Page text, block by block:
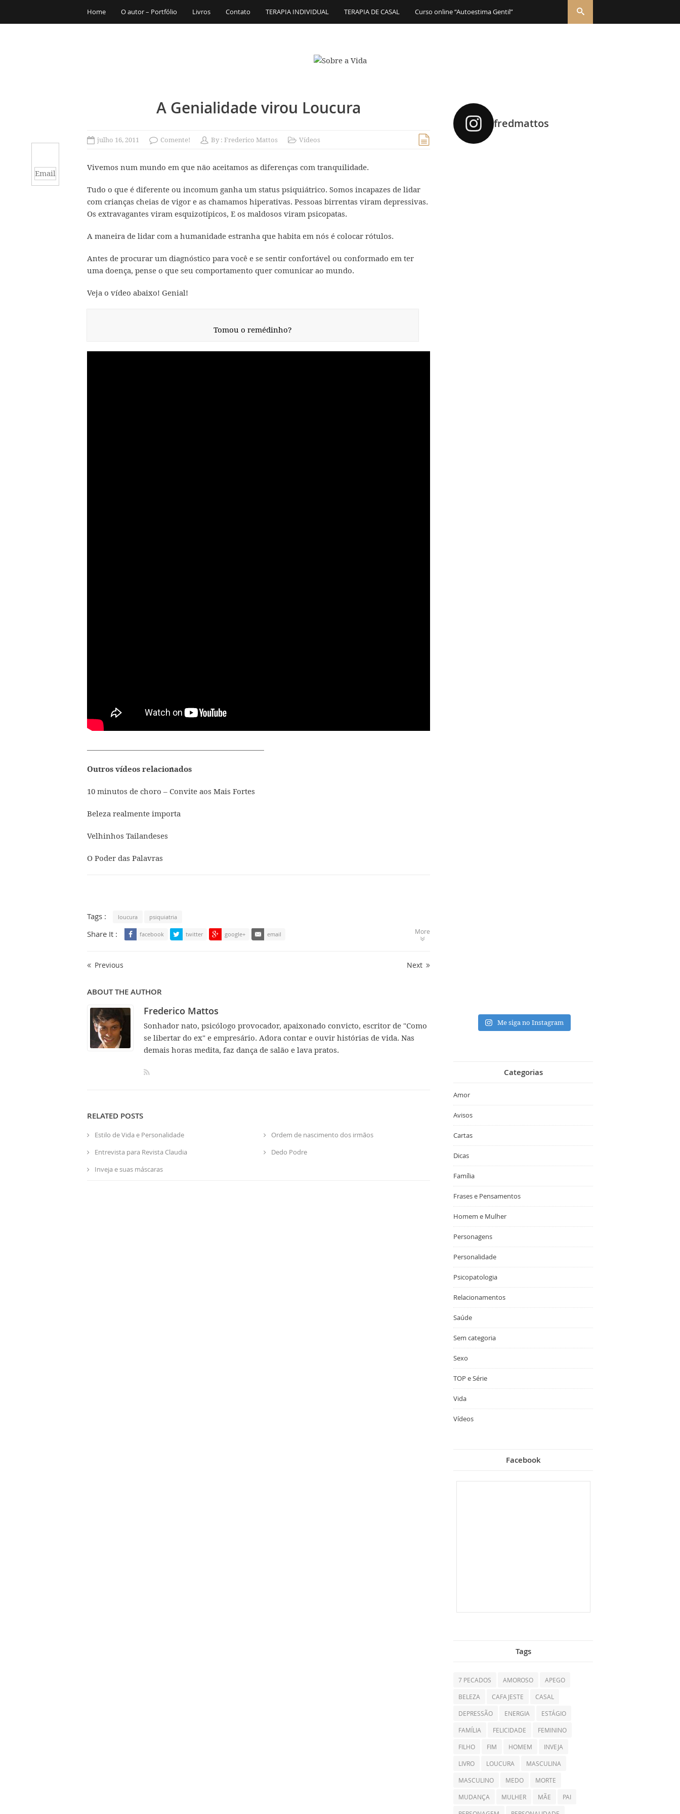
Home O autor – Portfólio Livros Contato TERAPIA INDIVIDUAL TERAPIA DE CASAL Curso online “Autoestima Gentil”
A Genialidade virou Loucura
julho 16, 2011 Comente! By : Frederico Mattos Vídeos
Vivemos num mundo em que não aceitamos as diferenças com tranquilidade.
Tudo o que é diferente ou incomum ganha um status psiquiátrico. Somos incapazes de lidar
com crianças cheias de vigor e as chamamos hiperativas. Pessoas birrentas viram depressivas.
Os extravagantes viram esquizotípicos, E os maldosos viram psicopatas.
A maneira de lidar com a humanidade estranha que habita em nós é colocar rótulos.
Antes de procurar um diagnóstico para você e se sentir confortável ou conformado em ter
uma doença, pense o que seu comportamento quer comunicar ao mundo.
Veja o vídeo abaixo! Genial!
Tomou o remédinho?
Outros vídeos relacionados
10 minutos de choro – Convite aos Mais Fortes
Beleza realmente importa
Velhinhos Tailandeses
O Poder das Palavras
Email
Tags : loucura psiquiatria
Share It : facebook twitter google+ email More
Previous Next
ABOUT THE AUTHOR
Frederico Mattos
Sonhador nato, psicólogo provocador, apaixonado convicto, escritor de "Como
se libertar do ex" e empresário. Adora contar e ouvir histórias de vida. Nas
demais horas medita, faz dança de salão e lava pratos.
RELATED POSTS
Estilo de Vida e Personalidade
Entrevista para Revista Claudia
Inveja e suas máscaras
Ordem de nascimento dos irmãos
Dedo Podre
fredmattos
Me siga no Instagram
Categorias
Amor
Avisos
Cartas
Dicas
Família
Frases e Pensamentos
Homem e Mulher
Personagens
Personalidade
Psicopatologia
Relacionamentos
Saúde
Sem categoria
Sexo
TOP e Série
Vida
Vídeos
Facebook
Tags
7 PECADOS AMOROSO APEGO
BELEZA CAFAJESTE CASAL
DEPRESSÃO ENERGIA ESTÁGIO
FAMÍLIA FELICIDADE FEMININO
FILHO FIM HOMEM INVEJA
LIVRO LOUCURA MASCULINA
MASCULINO MEDO MORTE
MUDANÇA MULHER MÃE PAI